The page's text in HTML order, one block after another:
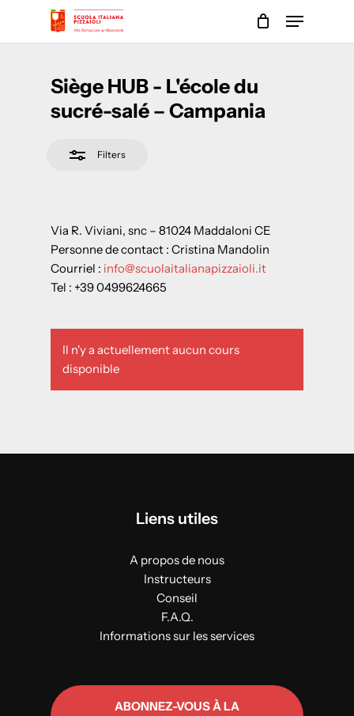
main
Menu
Siège HUB - L'école du
sucré-salé – Campania
Filters
Via R. Viviani, snc – 81024 Maddaloni CE
Personne de contact : Cristina Mandolin
Courriel : info@scuolaitalianapizzaioli.it
Tel : +39 0499624665
Il n'y a actuellement aucun cours
disponible
Liens utiles
A propos de nous
Instructeurs
Conseil
F.A.Q.
Informations sur les services
ABONNEZ-VOUS À LA
Close